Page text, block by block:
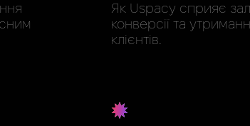
Як Uspacy сприяє
конверсії та
клієнтів.